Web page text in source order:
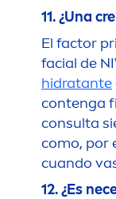
11. ¿Una
El factor
facial de
hidratante
contenga
consulta
como, por
cuando
12. ¿Es